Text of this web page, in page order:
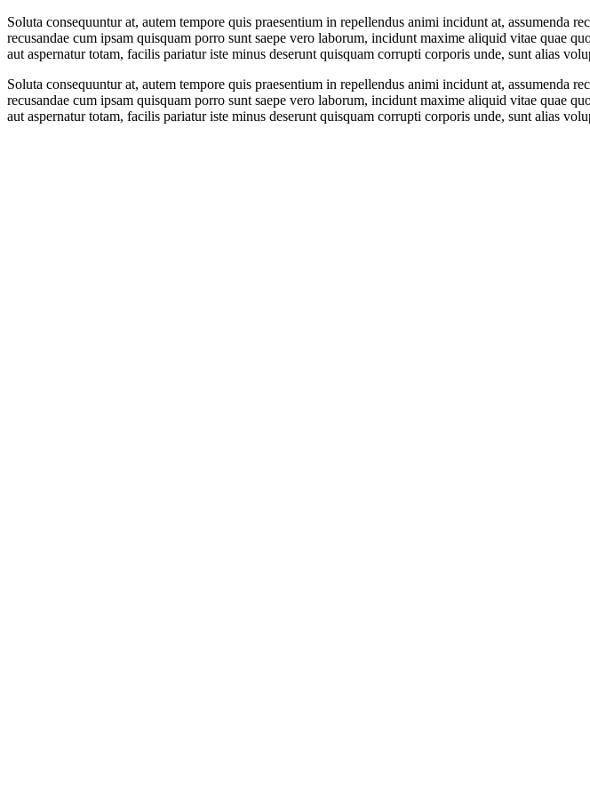
Soluta consequuntur at, autem tempore quis praesentium in repellendus animi incidunt at, assumenda
recusandae cum ipsam quisquam porro sunt saepe vero laborum, incidunt maxime aliquid vitae quae
aut aspernatur totam, facilis pariatur iste minus deserunt quisquam corrupti corporis unde, sunt alias
Soluta consequuntur at, autem tempore quis praesentium in repellendus animi incidunt at, assumenda
recusandae cum ipsam quisquam porro sunt saepe vero laborum, incidunt maxime aliquid vitae quae
aut aspernatur totam, facilis pariatur iste minus deserunt quisquam corrupti corporis unde, sunt alias